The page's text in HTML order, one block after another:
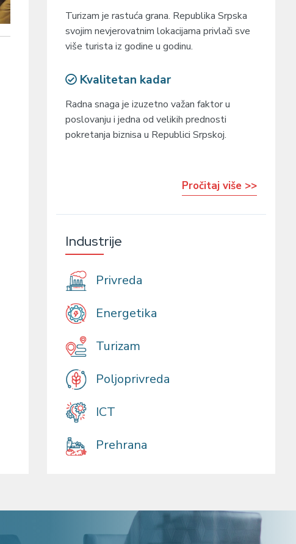
Turizam je rastuća grana. Republika Srpska
svojim nevjerovatnim lokacijama privlači sve
više turista iz godine u godinu.
Kvalitetan kadar
Radna snaga je izuzetno važan faktor u
poslovanju i jedna od velikih prednosti
pokretanja biznisa u Republici Srpskoj.
Pročitaj više >>
Industrije
Privreda
Energetika
Turizam
Poljoprivreda
ICT
Prehrana